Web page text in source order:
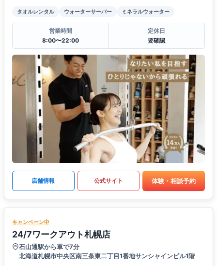
タオルレンタル ウォーターサーバー ミネラルウォーター
営業時間
8:00〜22:00
定休日
要確認
店舗情報 公式サイト 体験・相談予約
キャンペーン中
24/7ワークアウト札幌店
石山通駅から車で7分
北海道札幌市中央区南三条東二丁目1番地サンシャインビル1階